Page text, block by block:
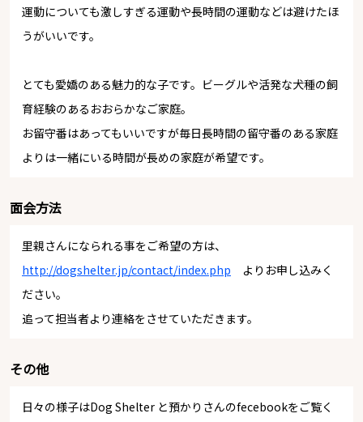
運動についても激しすぎる運動や長時間の運動などは避けたほ
うがいいです。
とても愛嬌のある魅力的な子です。ビーグルや活発な犬種の飼
育経験のあるおおらかなご家庭。
お留守番はあってもいいですが毎日長時間の留守番のある家庭
よりは一緒にいる時間が長めの家庭が希望です。
面会方法
里親さんになられる事をご希望の方は、
http://dogshelter.jp/contact/index.php よりお申し込みく
ださい。
追って担当者より連絡をさせていただきます。
その他
日々の様子はDog Shelter と預かりさんのfecebookをご覧く